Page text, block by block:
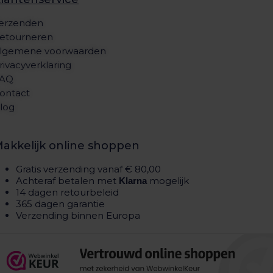
voorwaarden
online shoppen
Gratis verzending vanaf € 80,00
Achteraf betalen met Klarnamogelijk
14 dagen retourbeleid
365 dagen garantie
Verzending binnen Europa